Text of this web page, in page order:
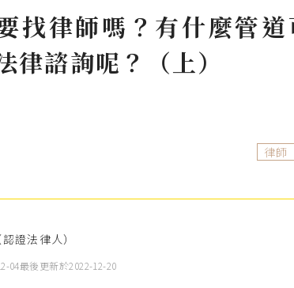
找律師嗎？有什麼管
律諮詢呢？（上）
律師
證法律人）
04最後更新於2022-12-20